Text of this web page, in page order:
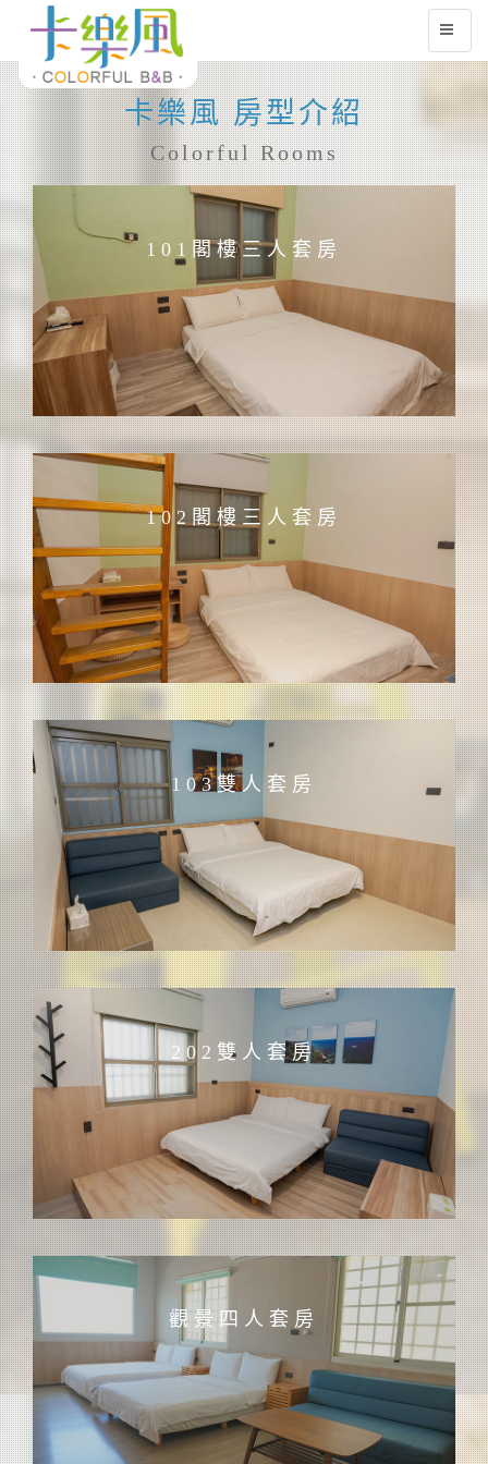
卡樂風 房型介紹
Colorful Rooms
101閣樓三人套房
102閣樓三人套房
103雙人套房
202雙人套房
觀景四人套房